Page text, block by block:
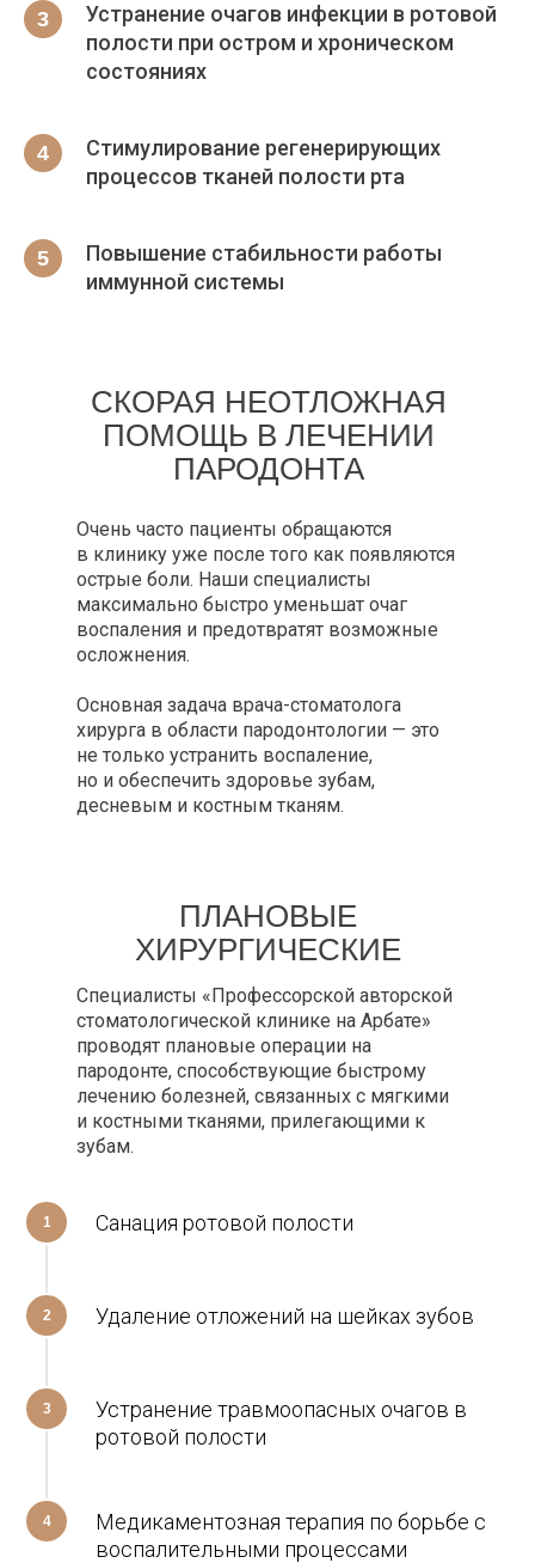
Устранение очагов инфекции в ротовой
полости при остром и хроническом
состояниях
Стимулирование регенерирующих
процессов тканей полости рта
Повышение стабильности работы
иммунной системы
СКОРАЯ НЕОТЛОЖНАЯ
ПОМОЩЬ В ЛЕЧЕНИИ
ПАРОДОНТА
Очень часто пациенты обращаются
в клинику уже после того как появляются
острые боли. Наши специалисты
максимально быстро уменьшат очаг
воспаления и предотвратят возможные
осложнения.
Основная задача врача-стоматолога
хирурга в области пародонтологии — это
не только устранить воспаление,
но и обеспечить здоровье зубам,
десневым и костным тканям.
ПЛАНОВЫЕ
ХИРУРГИЧЕСКИЕ
ОПЕРАЦИИ НА
ПАРОДОНТЕ
Специалисты «Профессорской авторской
стоматологической клинике на Арбате»
проводят плановые операции на
пародонте, способствующие быстрому
лечению болезней, связанных с мягкими
и костными тканями, прилегающими к
зубам.
1 Санация ротовой полости
2 Удаление отложений на шейках зубов
3
Устранение травмоопасных очагов в
ротовой полости
4
Медикаментозная терапия по борьбе с
воспалительными процессами